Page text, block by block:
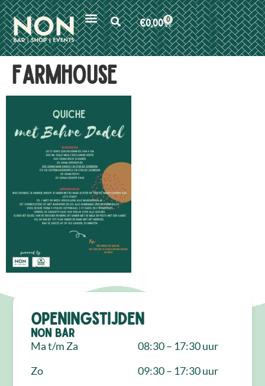
€0,00 0
Farmhouse
Openingstijden
NON Bar
Ma t/m Za
Zo
08:30 – 17:30 uur
09:30 – 17:30 uur